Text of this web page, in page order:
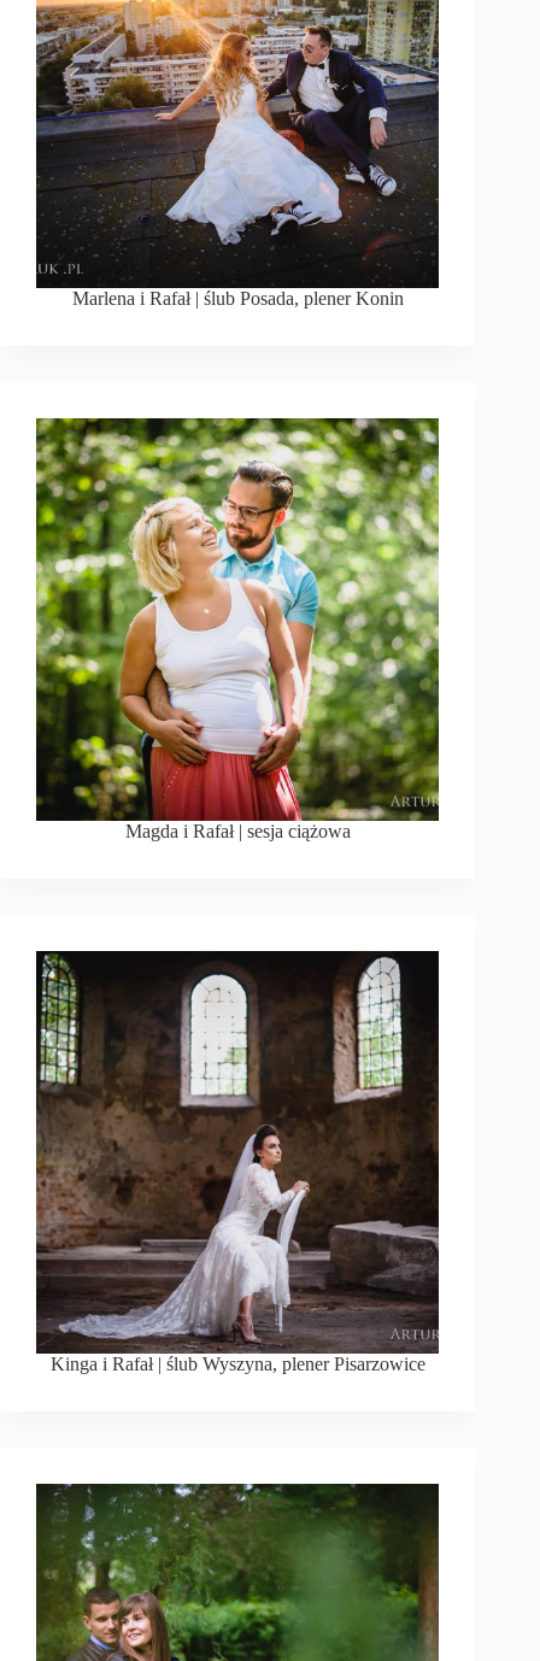
Marlena i Rafał | ślub Posada, plener Konin
Magda i Rafał | sesja ciążowa
Kinga i Rafał | ślub Wyszyna, plener Pisarzowice